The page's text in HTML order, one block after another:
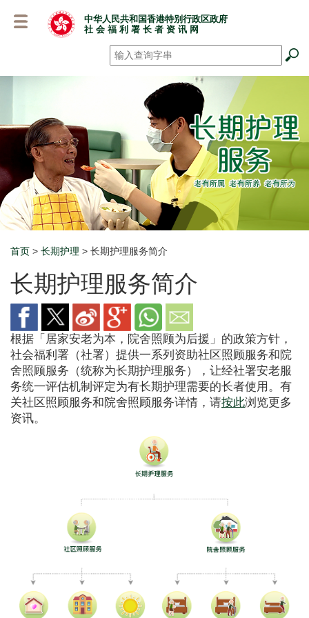
容
中华人民共和国香港特别行政区政府
社 会 福 利 署 长 者 资 讯 网
搜寻 *
Breadcrumb
首页 > 长期护理 > 长期护理服务简介
长期护理服务简介
根据「居家安老为本，院舍照顾为后援」的政策方针，
社会福利署（社署）提供一系列资助社区照顾服务和院
舍照顾服务（统称为长期护理服务），让经社署安老服
务统一评估机制评定为有长期护理需要的长者使用。有
关社区照顾服务和院舍照顾服务详情，请按此浏览更多
资讯。